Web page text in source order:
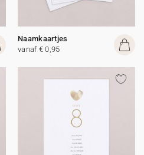
Naamkaartjes
vanaf € 0,95